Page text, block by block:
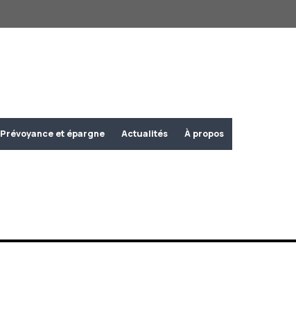
Prévoyance et épargne Actualités À propos